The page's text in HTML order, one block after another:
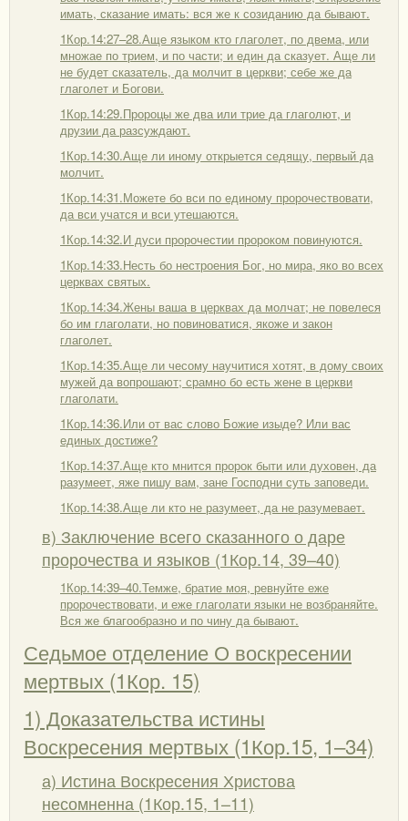
имать, сказание имать: вся же к созиданию да бывают.
1Кор.14:27–28.Аще языком кто глаголет, по двема, или
множае по трием, и по части; и един да сказует. Аще ли
не будет сказатель, да молчит в церкви; себе же да
глаголет и Богови.
1Кор.14:29.Пророцы же два или трие да глаголют, и
друзии да разсуждают.
1Кор.14:30.Аще ли иному открыется седящу, первый да
молчит.
1Кор.14:31.Можете бо вси по единому пророчествовати,
да вси учатся и вси утешаются.
1Кор.14:32.И дуси пророчестии пророком повинуются.
1Кор.14:33.Несть бо нестроения Бог, но мира, яко во всех
церквах святых.
1Кор.14:34.Жены ваша в церквах да молчат; не повелеся
бо им глаголати, но повиноватися, якоже и закон
глаголет.
1Кор.14:35.Аще ли чесому научитися хотят, в дому своих
мужей да вопрошают; срамно бо есть жене в церкви
глаголати.
1Кор.14:36.Или от вас слово Божие изыде? Или вас
единых достиже?
1Кор.14:37.Аще кто мнится пророк быти или духовен, да
разумеет, яже пишу вам, зане Господни суть заповеди.
1Кор.14:38.Аще ли кто не разумеет, да не разумевает.
в) Заключение всего сказанного о даре
пророчества и языков (1Кор.14, 39–40)
1Кор.14:39–40.Темже, братие моя, ревнуйте еже
пророчествовати, и еже глаголати языки не возбраняйте.
Вся же благообразно и по чину да бывают.
Седьмое отделение О воскресении
мертвых (1Кор. 15)
1) Доказательства истины
Воскресения мертвых (1Кор.15, 1–34)
а) Истина Воскресения Христова
несомненна (1Кор.15, 1–11)